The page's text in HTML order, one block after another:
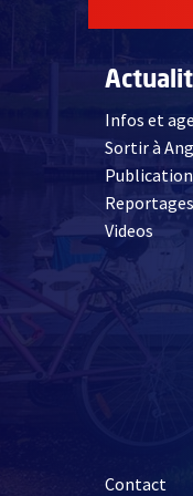
Infos et
Sortir à
Videos,
Contact